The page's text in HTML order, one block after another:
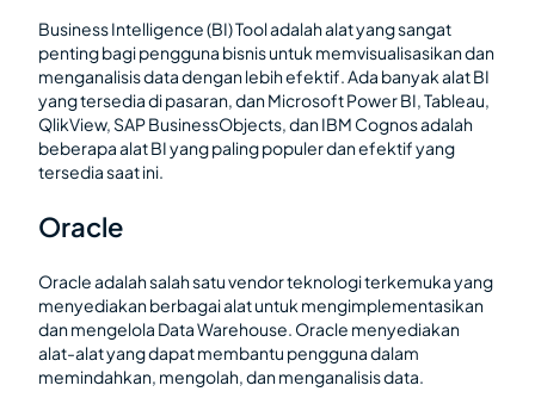
Business Intelligence (BI) Tool adalah alat yang sangat
penting bagi pengguna bisnis untuk memvisualisasikan dan
menganalisis data dengan lebih efektif. Ada banyak alat BI
yang tersedia di pasaran, dan Microsoft Power BI, Tableau,
QlikView, SAP BusinessObjects, dan IBM Cognos adalah
beberapa alat BI yang paling populer dan efektif yang
tersedia saat ini.
Oracle
Oracle adalah salah satu vendor teknologi terkemuka yang
menyediakan berbagai alat untuk mengimplementasikan
dan mengelola Data Warehouse. Oracle menyediakan
alat-alat yang dapat membantu pengguna dalam
memindahkan, mengolah, dan menganalisis data.